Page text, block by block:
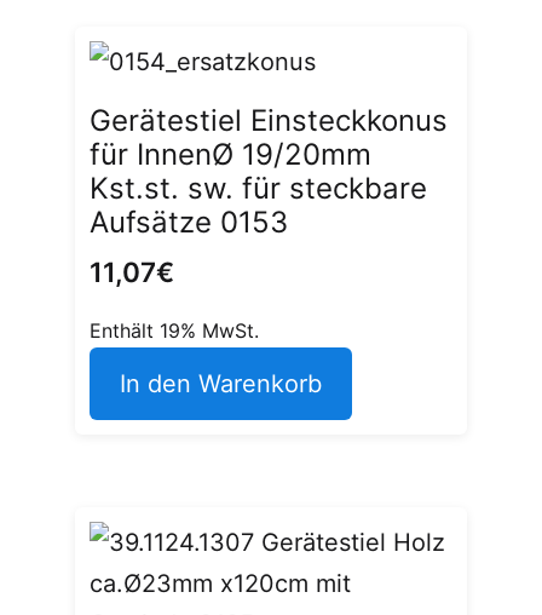
Gerätestiel Einsteckkonus
für InnenØ 19/20mm
Kst.st. sw. für steckbare
Aufsätze 0153
11,07€
Enthält 19% MwSt.
In den Warenkorb